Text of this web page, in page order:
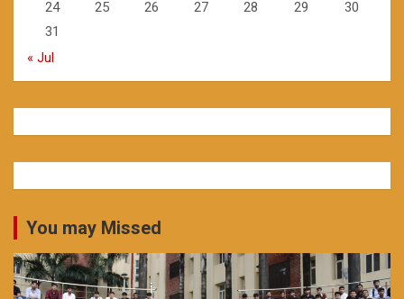
24 25 26 27 28 29
30
31
« Jul
You may Missed